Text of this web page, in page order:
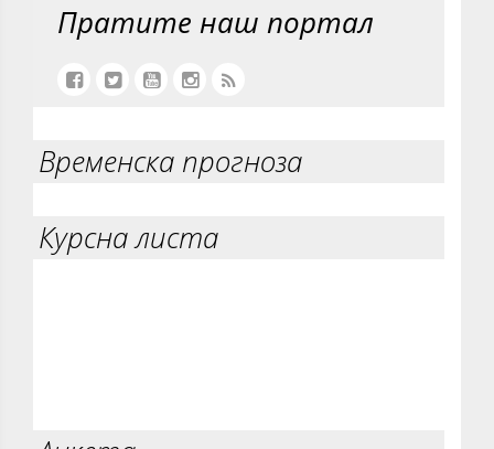
Пратите наш портал
Временска прогноза
Курсна листа